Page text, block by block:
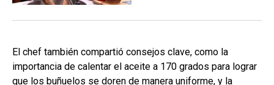
El chef también compartió consejos clave, como la
importancia de calentar el aceite a 170 grados para lograr
que los buñuelos se doren de manera uniforme, y la